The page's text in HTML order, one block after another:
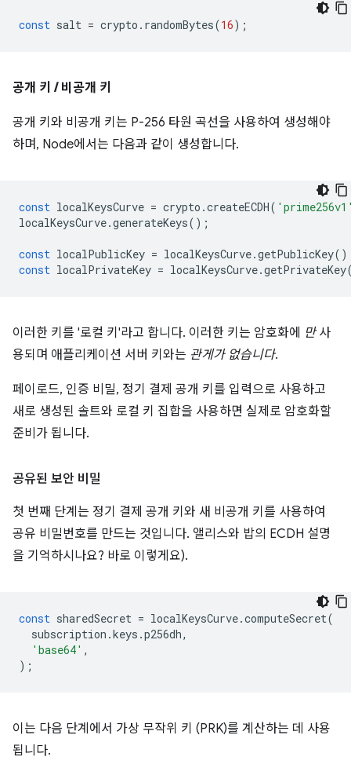
const salt = crypto . randomBytes(16);
공개 키 / 비공개 키
공개 키와 비공개 키는 P-256 타원 곡선을 사용하여 생성해야
하며, Node에서는 다음과 같이 생성합니다.
const localKeysCurve = crypto .createECDH(
localKeysCurve.generateKeys();
const localPublicKey = localKeysCurve.getPublicKey
const localPrivateKey = localKeysCurve.getPrivateKey
이러한 키를 '로컬 키'라고 합니다. 이러한 키는 암호화에 만사
용되며 애플리케이션 서버 키와는 관게가 없습니다.
페이로드, 인증 비밀, 정기 결제 공개 키를 입력으로 사용하고
새로 생성된 솔트와 로컬 키 집합을 사용하면 실제로 암호화할
준비가 됩니다.
공유된 보안 비밀
첫 번째 단계는 정기 결제 공개 키와 새 비공개 키를 사용하여
공유 비밀번호를 만드는 것입니다. 앨리스와 밥의 ECDH 설명
을 기억하시나요? 바로 이렇게요).
const sharedSecret = localKeysCurve.computeSecret(
subscription .keys .p256dh,
'base64' ,
);
이는 다음 단계에서 가상 무작위 키 (PRK)를 계산하는 데 사용
됩니다.